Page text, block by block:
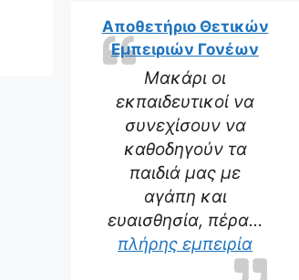
Μακάρι οι
εκπαιδευτικοί να
συνεχίσουν να
καθοδηγούν τα
παιδιά μας με
αγάπη και
ευαισθησία, πέρα…
πλήρης εμπειρία“Η
Αποθετήριο Θετικών
Εμπειριών Γονέων